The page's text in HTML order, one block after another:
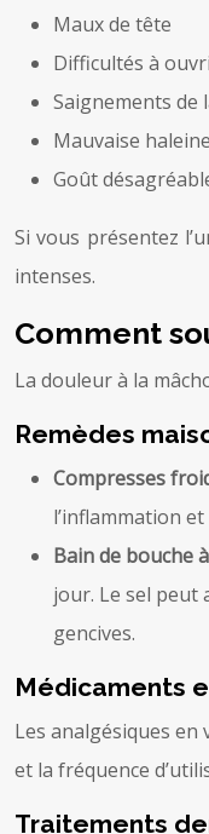
Maux de tête
Difficultés à
Saignements de
Mauvaise haleine
Goût
Si vous présentez
intenses.
Comment
La douleur à la
Remèdes
Compresses
l’inflammation
Bain de bouche
jour. Le sel peut
gencives.
Médicaments
Les analgésiques
et la fréquence
Traitements